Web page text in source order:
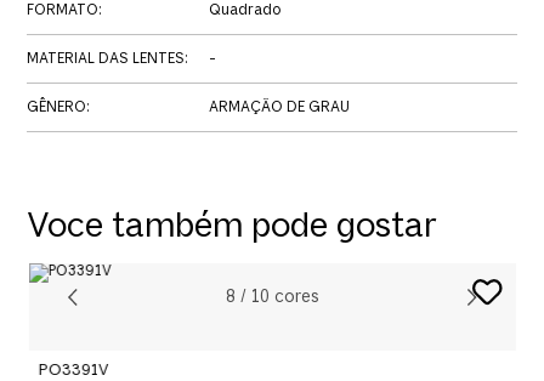
FORMATO: Quadrado
MATERIAL DAS LENTES: -
GÊNERO: ARMAÇÃO DE GRAU
Voce também pode gostar
8 / 10 cores
PO3391V